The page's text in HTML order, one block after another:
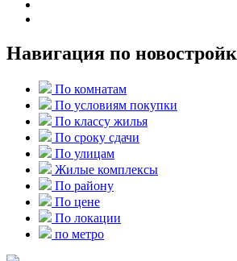
Навигация по
По комнатам
По условиям покупки
По классу жилья
По сроку сдачи
По улицам
Жилые комплексы
По району
По цене
По локации
по метро